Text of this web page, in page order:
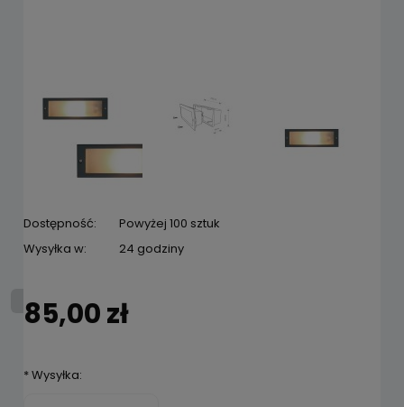
Dostępność:
Powyżej 100 sztuk
Wysyłka w:
24 godziny
85,00 zł
*Wysyłka: